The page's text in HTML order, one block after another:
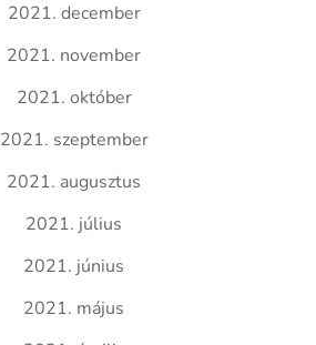
2021. december
2021. november
2021. október
2021. szeptember
2021. augusztus
2021. július
2021. június
2021. május